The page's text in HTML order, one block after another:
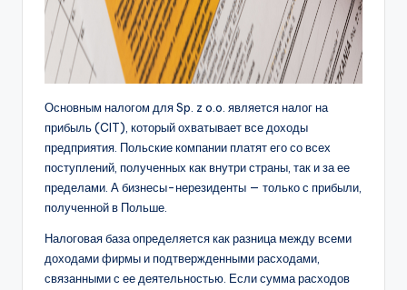
Основным налогом для Sp. z o.o. является налог на
прибыль (CIT), который охватывает все доходы
предприятия. Польские компании платят его со всех
поступлений, полученных как внутри страны, так и за ее
пределами. А бизнесы-нерезиденты — только с прибыли,
полученной в Польше.
Налоговая база определяется как разница между всеми
доходами фирмы и подтвержденными расходами,
связанными с ее деятельностью. Если сумма расходов